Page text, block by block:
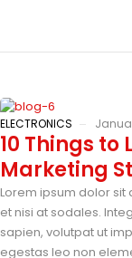
ELECTRONICS
10 Things to
Marketing
Lorem ipsum dolor
et nisi at sodales.
sapien, volutpat ut
egestas leo non